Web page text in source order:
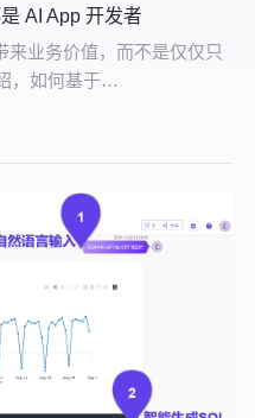
AI App 开发者
来业务价值，而不是仅仅只
，如何基于
、可行的解决方案。